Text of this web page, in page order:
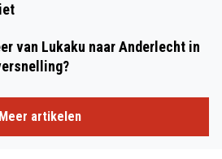
van Lukaku naar Anderlecht in
Meer artikelen